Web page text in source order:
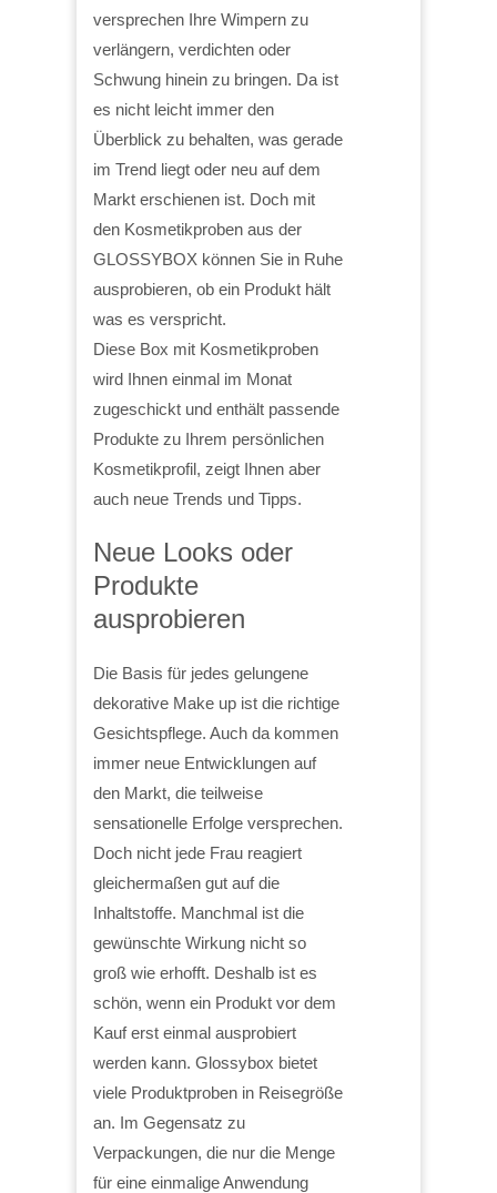
versprechen Ihre Wimpern zu
verlängern, verdichten oder
Schwung hinein zu bringen. Da ist
es nicht leicht immer den
Überblick zu behalten, was gerade
im Trend liegt oder neu auf dem
Markt erschienen ist. Doch mit
den Kosmetikproben aus der
GLOSSYBOX können Sie in Ruhe
ausprobieren, ob ein Produkt hält
was es verspricht.
Diese Box mit Kosmetikproben
wird Ihnen einmal im Monat
zugeschickt und enthält passende
Produkte zu Ihrem persönlichen
Kosmetikprofil, zeigt Ihnen aber
auch neue Trends und Tipps.
Neue Looks oder
Produkte
ausprobieren
Die Basis für jedes gelungene
dekorative Make up ist die richtige
Gesichtspflege. Auch da kommen
immer neue Entwicklungen auf
den Markt, die teilweise
sensationelle Erfolge versprechen.
Doch nicht jede Frau reagiert
gleichermaßen gut auf die
Inhaltstoffe. Manchmal ist die
gewünschte Wirkung nicht so
groß wie erhofft. Deshalb ist es
schön, wenn ein Produkt vor dem
Kauf erst einmal ausprobiert
werden kann. Glossybox bietet
viele Produktproben in Reisegröße
an. Im Gegensatz zu
Verpackungen, die nur die Menge
für eine einmalige Anwendung